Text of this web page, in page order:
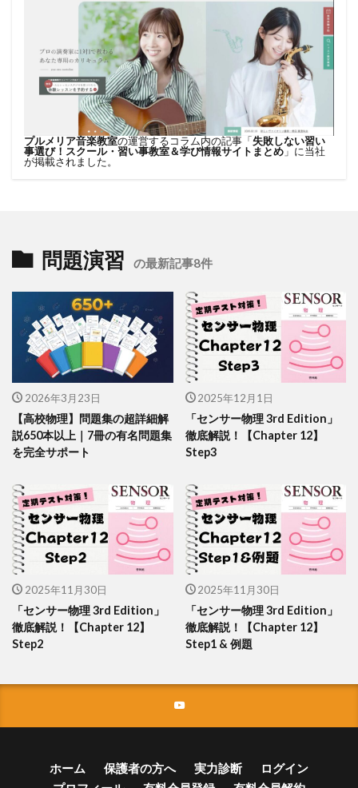
プルメリア音楽教室の運営するコラム内の記事「失敗しない習い
事選び！スクール・習い事教室＆学び情報サイトまとめ 」に当社
が掲載されました。
問題演習 の最新記事8件
2026年3月23日
【高校物理】問題集の超詳細解
説650本以上｜7冊の有名問題集
を完全サポート
2025年12月1日
「センサー物理 3rd Edition」
徹底解説！【Chapter 12】
Step3
2025年11月30日
「センサー物理 3rd Edition」
徹底解説！【Chapter 12】
Step2
2025年11月30日
「センサー物理 3rd Edition」
徹底解説！【Chapter 12】
Step1 & 例題
ホーム 保護者の方へ 実力診断
ログイン